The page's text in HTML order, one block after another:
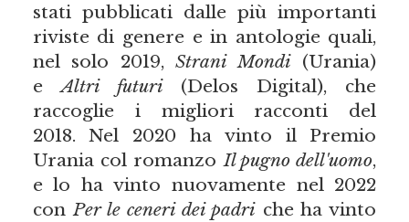
stati pubblicati dalle più importanti
riviste di genere e in antologie quali,
nel solo 2019,Strani Mondi(Urania)
eAltri futuri(Delos Digital), che
raccoglie i migliori racconti del
2018. Nel 2020 ha vinto il Premio
Urania col romanzoIl pugno dell'uomo,
e lo ha vinto nuovamente nel 2022
conPer le ceneri dei padriche ha vinto